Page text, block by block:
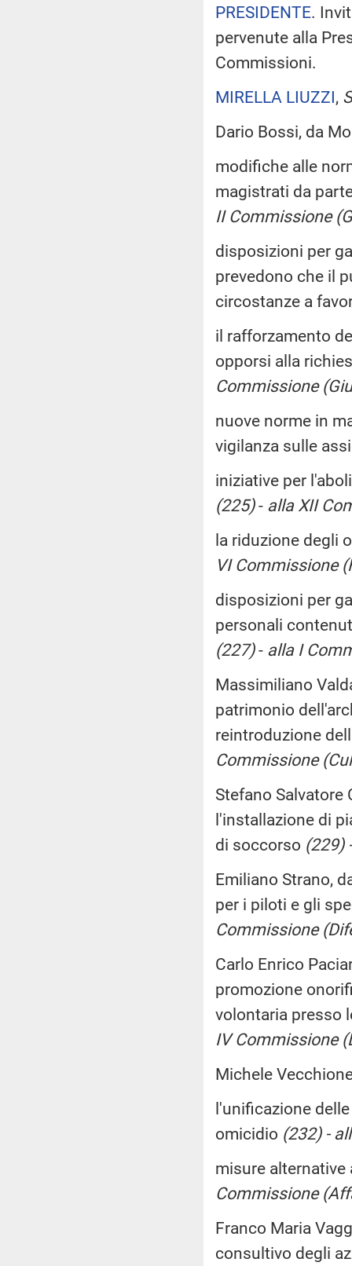
PRESIDENTE.
pervenute alla
Commissioni.
MIRELLA LIUZZI,
Dario Bossi, da
modifiche alle
magistrati da
II Commissione
disposizioni per
prevedono che il
circostanze a
il rafforzamento
opporsi alla
Commissione
nuove norme in
vigilanza sulle
iniziative per
(225)- alla XII
la riduzione degli
VI Commissione
disposizioni per
personali
(227)- alla I
Massimiliano
patrimonio
reintroduzione
Commissione
Stefano Salvatore
l'installazione di
di soccorso (229)
Emiliano Strano,
per i piloti e gli
Commissione
Carlo Enrico
promozione
volontaria presso
IV Commissione
Michele
l'unificazione
omicidio (232) -
misure
Commissione
Franco Maria
consultivo degli